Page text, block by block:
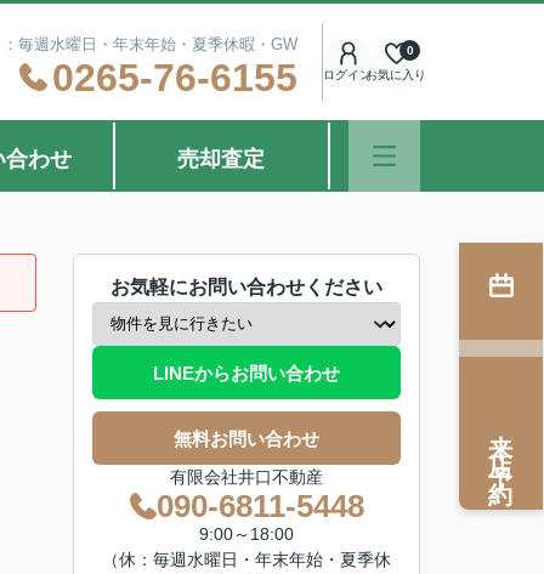
毎週水曜日・年末年始・夏季休暇・GW
0265-76-6155 ログインお気に入り
0
合わせ 売却査定
お気軽にお問い合わせください
LINEからお問い合わせ
無料お問い合わせ
有限会社井口不動産
090-6811-5448
9:00～18:00
（休：毎週水曜日・年末年始・夏季休
来店予約